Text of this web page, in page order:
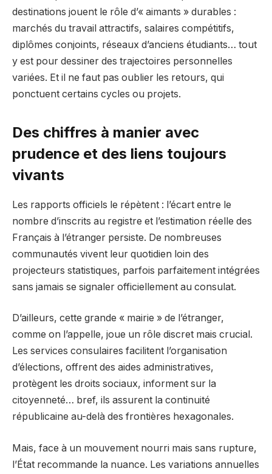
destinations jouent le rôle d’« aimants » durables :
marchés du travail attractifs, salaires compétitifs,
diplômes conjoints, réseaux d’anciens étudiants… tout
y est pour dessiner des trajectoires personnelles
variées. Et il ne faut pas oublier les retours, qui
ponctuent certains cycles ou projets.
Des chiffres à manier avec
prudence et des liens toujours
vivants
Les rapports officiels le répètent : l’écart entre le
nombre d’inscrits au registre et l’estimation réelle des
Français à l’étranger persiste. De nombreuses
communautés vivent leur quotidien loin des
projecteurs statistiques, parfois parfaitement intégrées
sans jamais se signaler officiellement au consulat.
D’ailleurs, cette grande « mairie » de l’étranger,
comme on l’appelle, joue un rôle discret mais crucial.
Les services consulaires facilitent l’organisation
d’élections, offrent des aides administratives,
protègent les droits sociaux, informent sur la
citoyenneté… bref, ils assurent la continuité
républicaine au-delà des frontières hexagonales.
Mais, face à un mouvement nourri mais sans rupture,
l’État recommande la nuance. Les variations annuelles